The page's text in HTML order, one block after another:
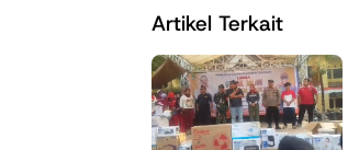
Artikel Terkait